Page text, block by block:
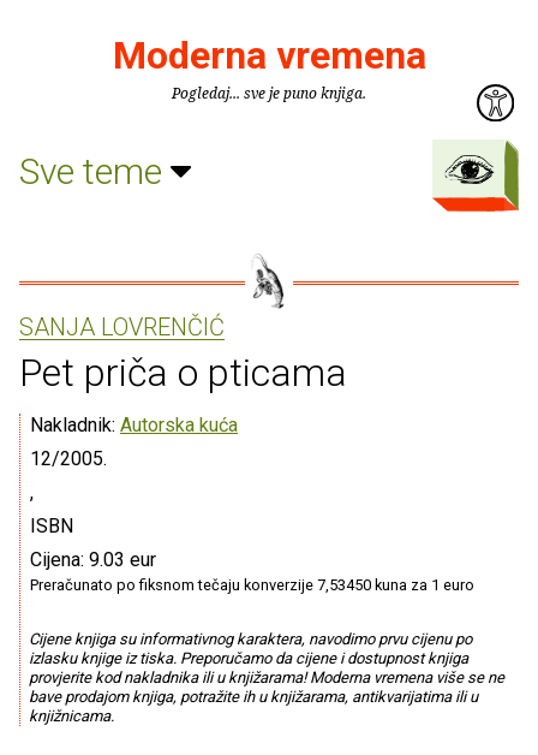
Moderna vremena
Pogledaj... sve je puno knjiga.
Sve teme
SANJA LOVRENČIĆ
Pet priča o pticama
Nakladnik: Autorska kuća
12/2005.
,
ISBN
Cijena: 9.03 eur
Preračunato po fiksnom tečaju konverzije 7,53450 kuna za 1 euro
Cijene knjiga su informativnog karaktera, navodimo prvu cijenu po
izlasku knjige iz tiska. Preporučamo da cijene i dostupnost knjiga
provjerite kod nakladnika ili u knjižarama! Moderna vremena više se ne
bave prodajom knjiga, potražite ih u knjižarama, antikvarijatima ili u
knjižnicama.